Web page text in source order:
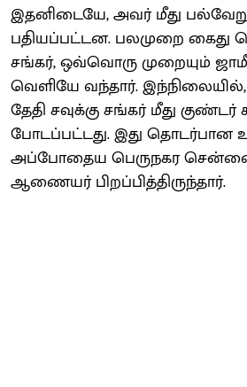
இதனிடையே, அவர் மீது
பதியப்பட்டன. பலமுறை கைது
சங்கர், ஒவ்வொரு முறையும்
வெளியே வந்தார்.
தேதி சவுக்கு சங்கர் மீது குண்டர்
போடப்பட்டது. இது தொடர்பான
அப்போதைய பெருநகர
ஆணையர் பிறப்பித்திருந்தார்.